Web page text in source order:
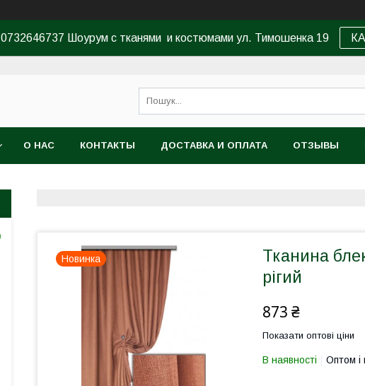
0732646737 Шоурум с тканями и костюмами ул. Тимошенка 19
О НАС КОНТАКТЫ ДОСТАВКА И ОПЛАТА ОТЗЫВЫ
Новинка
Тканина
рігий
873 ₴
Показати оптові ціни
В наявності Оптом і